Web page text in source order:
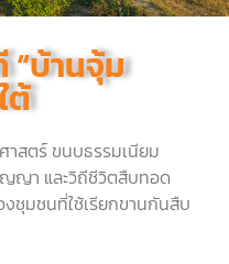
“บ้านจุ้ม
ต้
าสตร์ ขนบธรรมเนียม
ญา และวิถีชีวิตสืบทอด
ชุมชนที่ใช้เรียกขานกันสืบ